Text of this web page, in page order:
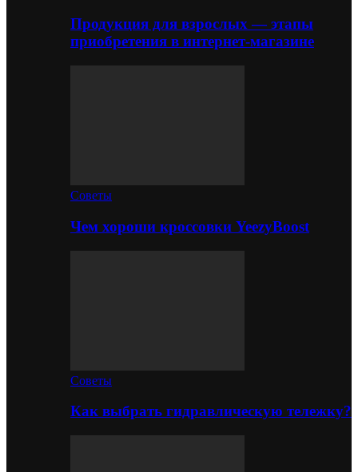
Продукция для взрослых — этапы
приобретения в интернет-магазине
Советы
Чем хороши кроссовки YeezyBoost
Советы
Как выбрать гидравлическую тележку?